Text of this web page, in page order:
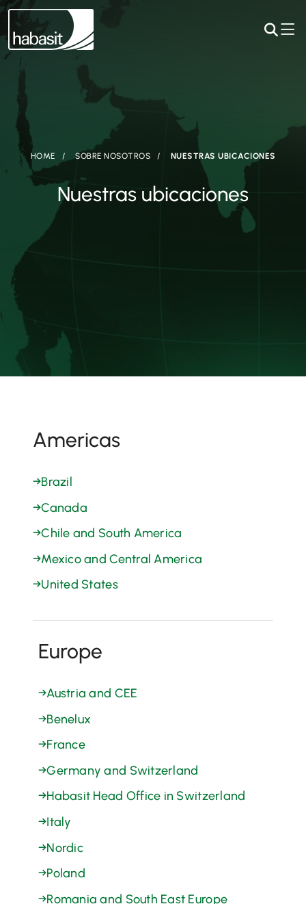
HOME SOBRE NOSOTROS NUESTRAS UBICACIONES
Nuestras ubicaciones
Americas
→Brazil
→Canada
→Chile and South America
→Mexico and Central America
→United States
Europe
→Austria and CEE
→Benelux
→France
→Germany and Switzerland
→Habasit Head Office in Switzerland
→Italy
→Nordic
→Poland
→Romania and South East Europe